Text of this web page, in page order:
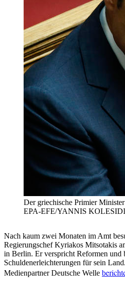
Der griechische Primier
EPA-EFE/YANNIS
Nach kaum zwei Monaten im Amt
Regierungschef Kyriakos Mitsotakis
in Berlin. Er verspricht Reformen und
Schuldenerleichterungen für sein
Medienpartner Deutsche Welle b